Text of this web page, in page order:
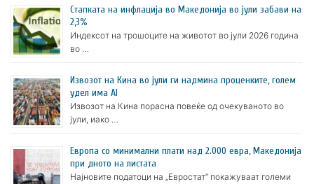
Стапката на инфлација во Македонија во јули забави на
2,3%
Индексот на трошоците на животот во јули 2026 година
во …
Извозот на Кина во јули ги надмина проценките, голем
удел има AI
Извозот на Кина порасна повеќе од очекуваното во
јули, иако …
Европа со минимални плати над 2.000 евра, Македонија
при дното на листата
Најновите податоци на „Евростат“ покажуваат големи